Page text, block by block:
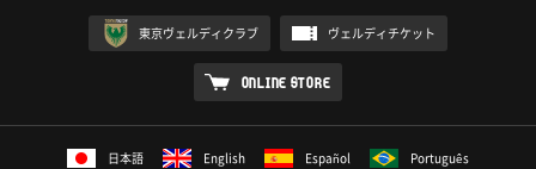
東京ヴェルディクラブ ヴェルディチケット
ONLINE STORE
日本語 English Español
Português